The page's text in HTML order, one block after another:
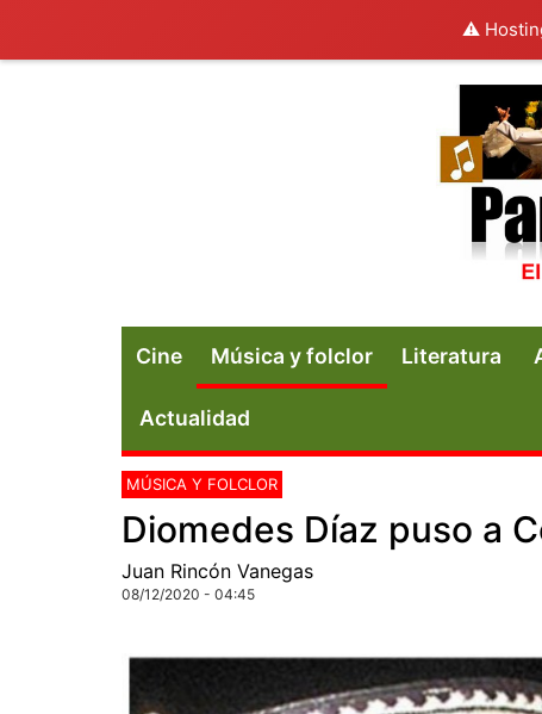
⚠️
Cine Música y folclor Literatura
Actualidad
MÚSICA Y FOLCLOR
Diomedes Díaz puso a
Juan Rincón Vanegas
08/12/2020 - 04:45